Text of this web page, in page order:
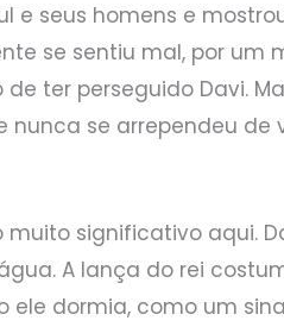
e seus homens e
se sentiu mal, por um
de ter perseguido Davi.
nunca se arrependeu
muito significativo aqui.
A lança do rei
ele dormia, como um